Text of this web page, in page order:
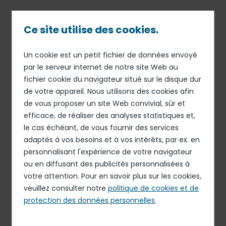
principal
Fil
d'Ariane
23 MAR 16
INFORMATION MENSUELLE RELATIVE AU NOMBRE
TOTAL DE DROITS DE VOTE ET D’ACTIONS
Information mensuelle
relative au nombre total de
droits de vote et d’actions
composant le capital au 29
février
TÉLÉCHARGER LE DOCUMENT
PDF - 57.67 Ko
Ce site utilise des cookies.
Un cookie est un petit fichier de données envoyé
par le serveur internet de notre site Web au
fichier cookie du navigateur situé sur le disque dur
de votre appareil. Nous utilisons des cookies afin
de vous proposer un site Web convivial, sûr et
efficace, de réaliser des analyses statistiques et,
le cas échéant, de vous fournir des services
adaptés à vos besoins et à vos intérêts, par ex. en
personnalisant l'expérience de votre navigateur
ou en diffusant des publicités personnalisées à
votre attention. Pour en savoir plus sur les cookies,
veuillez consulter notrepolitique de cookies et de
protection des données personnelles.